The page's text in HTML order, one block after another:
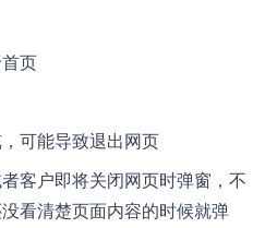
页
可能导致退出网页
客户即将关闭网页时弹窗，不
看清楚页面内容的时候就弹